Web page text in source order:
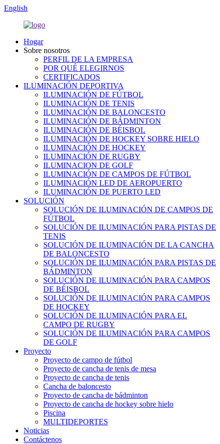
English
Hogar
Sobre nosotros
PERFIL DE LA EMPRESA
POR QUÉ ELEGIRNOS
CERTIFICADOS
ILUMINACIÓN DEPORTIVA
ILUMINACIÓN DE FÚTBOL
ILUMINACIÓN DE TENIS
ILUMINACIÓN DE BALONCESTO
ILUMINACIÓN DE BÁDMINTON
ILUMINACIÓN DE BÉISBOL
ILUMINACIÓN DE HOCKEY SOBRE HIELO
ILUMINACIÓN DE HOCKEY
ILUMINACIÓN DE RUGBY
ILUMINACION DE GOLF
ILUMINACIÓN DE CAMPOS DE FÚTBOL
ILUMINACIÓN LED DE AEROPUERTO
ILUMINACIÓN DE PUERTO LED
SOLUCIÓN
SOLUCIÓN DE ILUMINACIÓN DE CAMPOS DE
FÚTBOL
SOLUCIÓN DE ILUMINACIÓN PARA PISTAS DE
TENIS
SOLUCIÓN DE ILUMINACIÓN DE LA CANCHA
DE BALONCESTO
SOLUCIÓN DE ILUMINACIÓN PARA PISTAS DE
BÁDMINTON
SOLUCIÓN DE ILUMINACIÓN PARA CAMPOS
DE BÉISBOL
SOLUCIÓN DE ILUMINACIÓN PARA CAMPOS
DE HOCKEY
SOLUCIÓN DE ILUMINACIÓN PARA EL
CAMPO DE RUGBY
SOLUCIÓN DE ILUMINACIÓN PARA CAMPOS
DE GOLF
Proyecto
Proyecto de campo de fútbol
Proyecto de cancha de tenis de mesa
Proyecto de cancha de tenis
Cancha de baloncesto
Proyecto de cancha de bádminton
Proyecto de cancha de hockey sobre hielo
Piscina
MULTIDEPORTES
Noticias
Contáctenos